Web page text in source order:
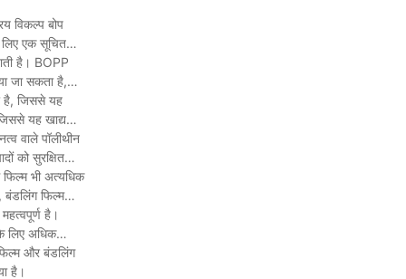
विकल्प बोप
एक सूचित
है। BOPP
जा सकता है,
है, जिससे यह
यह खाद्य
वाले पॉलीथीन
को सुरक्षित
भी अत्यधिक
फिल्म
है।
लिए अधिक
और बंडलिंग
है।